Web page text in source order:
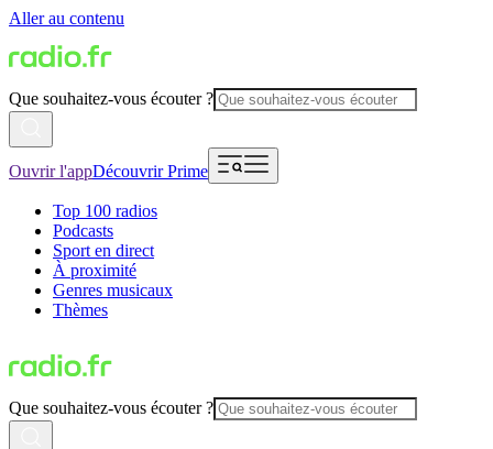
Aller au contenu
Que souhaitez-vous écouter ?
Ouvrir l'appDécouvrir Prime
Top 100 radios
Podcasts
Sport en direct
À proximité
Genres musicaux
Thèmes
Que souhaitez-vous écouter ?